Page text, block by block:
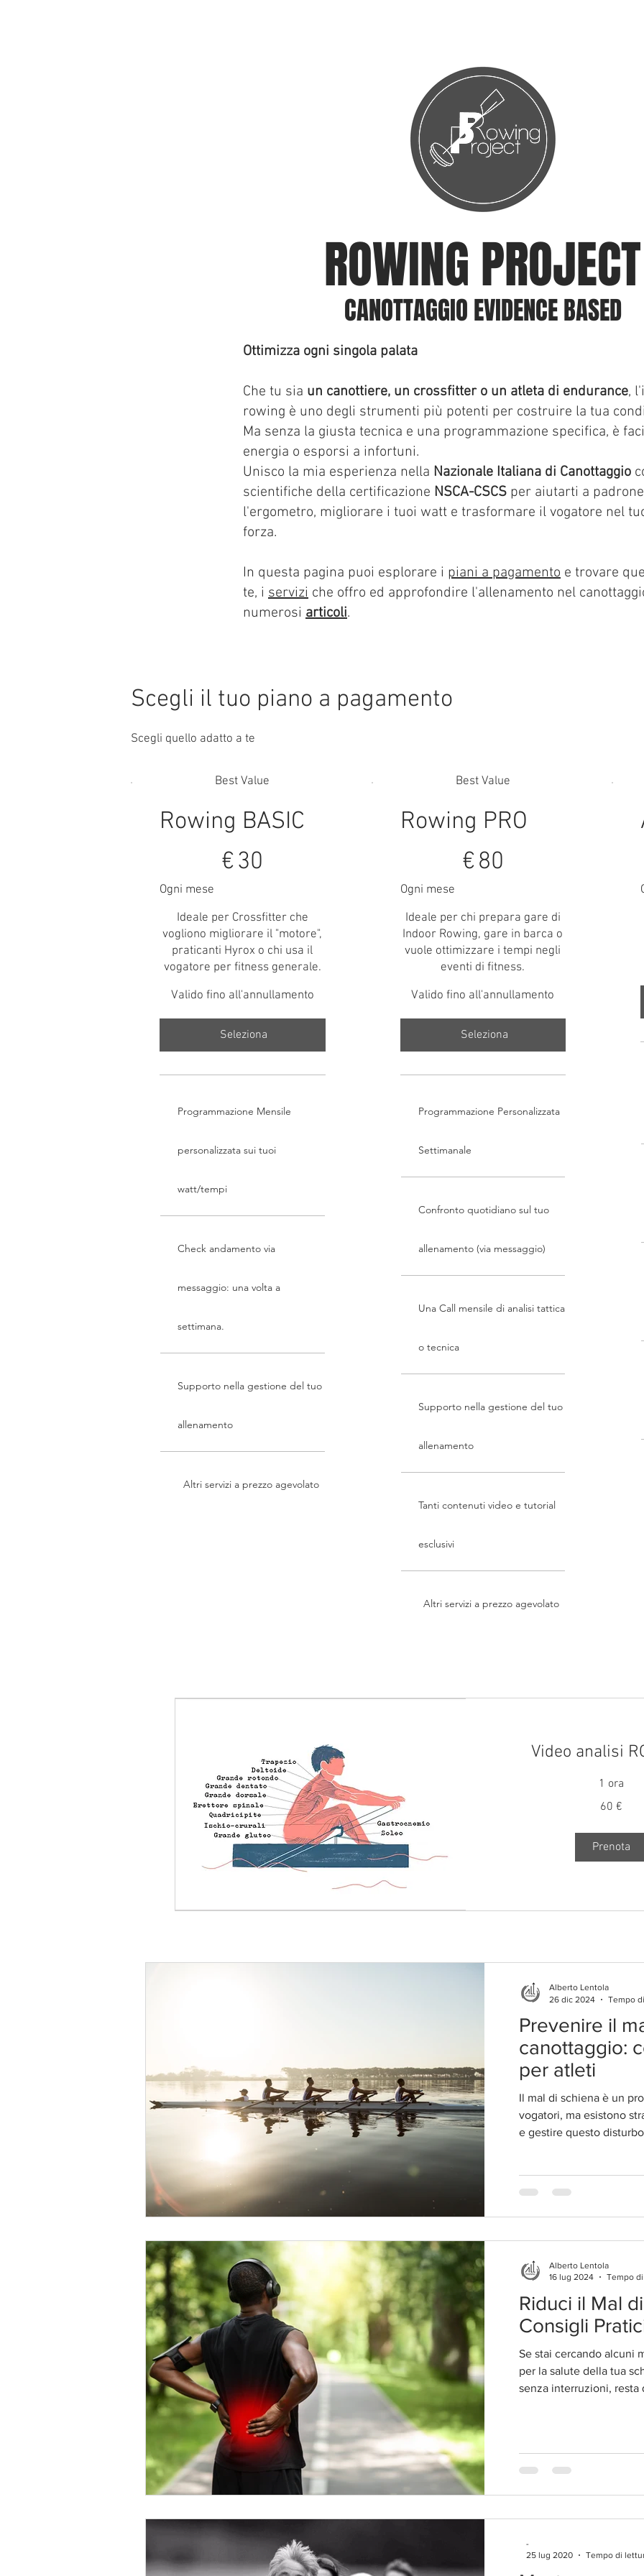
ROWING PROJECT
CANOTTAGGIO EVIDENCE BASED
Ottimizza ogni singola palata
Che tu sia un canottiere, un crossfitter o un atleta di endurance,
rowing è uno degli strumenti più potenti per costruire la tua
Ma senza la giusta tecnica e una programmazione specifica, è
energia o esporsi a infortuni.
Unisco la mia esperienza nella Nazionale Italiana di Canottaggio
scientifiche della certificazione NSCA-CSCS per aiutarti a
l'ergometro, migliorare i tuoi watt e trasformare il vogatore nel
forza.
In questa pagina puoi esplorare i piani a pagamento e trovare
te, i servizi che offro ed approfondire l'allenamento nel
numerosi articoli.
Best Value
Rowing BASIC
€30
Ogni mese
Ideale per Crossfitter che
vogliono migliorare il "motore",
praticanti Hyrox o chi usa il
vogatore per fitness generale.
Valido fino all'annullamento
Seleziona
Programmazione Mensile
personalizzata sui tuoi
watt/tempi
Check andamento via
messaggio: una volta a
settimana.
Supporto nella gestione del tuo
allenamento
Altri servizi a prezzo agevolato
Best Value
Rowing PRO
€80
Ogni mese
Ideale per chi prepara gare di
Indoor Rowing, gare in barca o
vuole ottimizzare i tempi negli
eventi di fitness.
Valido fino all'annullamento
Seleziona
Programmazione Personalizzata
Settimanale
Confronto quotidiano sul tuo
allenamento (via messaggio)
Una Call mensile di analisi tattica
o tecnica
Supporto nella gestione del tuo
allenamento
Tanti contenuti video e tutorial
esclusivi
Altri servizi a prezzo agevolato
Scegli il tuo piano a pagamento
Scegli quello adatto a te
Video analisi
1 ora
60 €
Prenota
Prevenire il
canottaggio:
per atleti
Il mal di schiena è un
vogatori, ma esistono
e gestire questo disturbo
Alberto Lentola
26 dic 2024
Tempo
Riduci il Mal
Consigli
Se stai cercando alcuni
per la salute della tua schiena e
senza interruzioni, resta
Alberto Lentola
16 lug 2024
Tempo
-
25 lug 2020
Tempo di